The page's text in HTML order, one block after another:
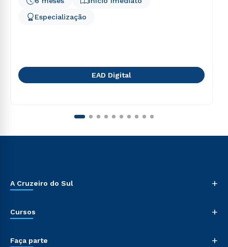
Especialização
EAD Digital
A Cruzeiro do Sul +
Cursos +
Faça parte +